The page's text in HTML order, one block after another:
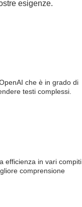
esigenze.
che è in grado di
testi complessi.
efficienza in vari compiti
comprensione